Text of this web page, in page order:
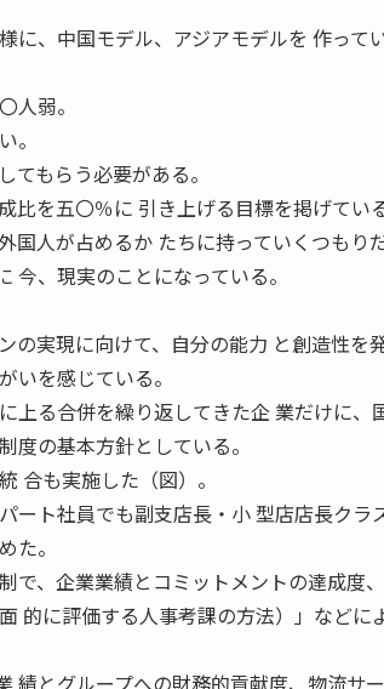
に、中国モデル、アジアモデルを 作って
人弱。
。
もらう必要がある。
を五〇％に 引き上げる目標を掲げている
人が占めるか たちに持っていくつもりだ
、現実のことになっている。
の実現に向けて、自分の能力 と創造性を
いを感じている。
る合併を繰り返してきた企 業だけに、
度の基本方針としている。
合も実施した（図）。
ート社員でも副支店長・小 型店店長クラ
た。
で、企業業績とコミットメントの達成度
的に評価する人事考課の方法）」などに
績とグループへの財務的貢献度、物流サ